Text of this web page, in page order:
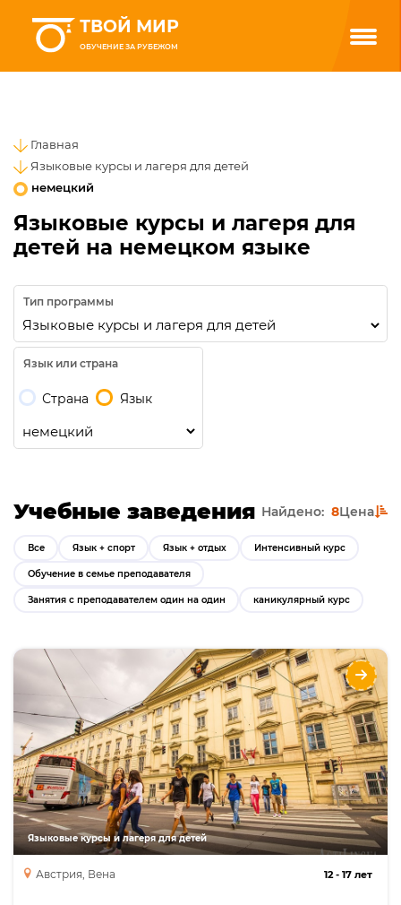
ТВОЙ МИР
ОБУЧЕНИЕ ЗА РУБЕЖОМ
Главная
Языковые курсы и лагеря для детей
немецкий
Языковые курсы и лагеря для
детей на немецком языке
Тип программы
Язык или страна
Страна Язык
Учебные заведения Найдено: 8Цена
Все Язык + спорт Язык + отдых Интенсивный курс
Обучение в семье преподавателя
Занятия с преподавателем один на один каникулярный курс
Языковые курсы и лагеря для детей
12- 17 лет
Австрия, Вена
ActiLingua
Описание
Курсы
Языки
расположение школы в центре Вены, отличная
программа мероприятий и экскурсий